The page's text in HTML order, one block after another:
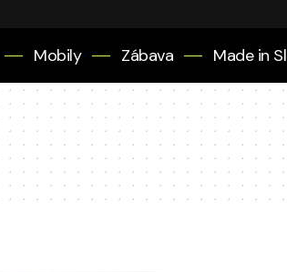
Mobily Zábava Made in